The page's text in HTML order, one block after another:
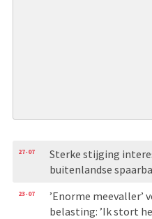
27-07
Sterke stijging
buitenlandse
23-07
’Enorme meevaller’
belasting: ’Ik stort